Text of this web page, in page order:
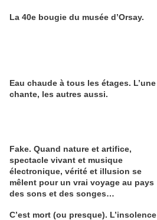
La 40e bougie du musée d’Orsay.
Eau chaude à tous les étages. L’une
chante, les autres aussi.
Fake. Quand nature et artifice,
spectacle vivant et musique
électronique, vérité et illusion se
mêlent pour un vrai voyage au pays
des sons et des songes…
C’est mort (ou presque). L’insolence